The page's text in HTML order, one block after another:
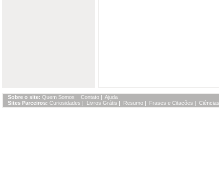
Sobre o site: Quem Somos | Contato | Ajuda
Sites Parceiros: Curiosidades | Livros Grátis | Resumo | Frases e Citações |